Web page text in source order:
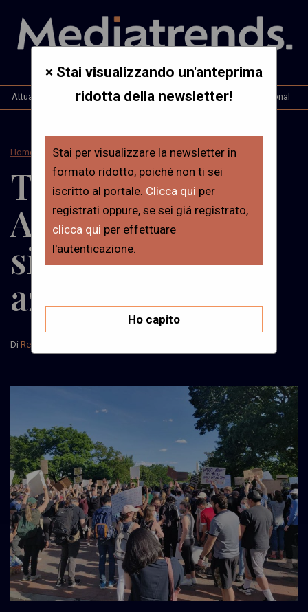
Attualità Opinioni & Analisi Interviste Mt. International
Home Attualità
Trends – Los
Angeles: il
silenzio delle
aziende
Di Redazione
× Stai visualizzando un'anteprima
ridotta della newsletter!
Stai per visualizzare la newsletter in
formato ridotto, poiché non ti sei
iscritto al portale. Clicca qui per
registrati oppure, se sei giá registrato,
clicca qui per effettuare
l'autenticazione.
Ho capito